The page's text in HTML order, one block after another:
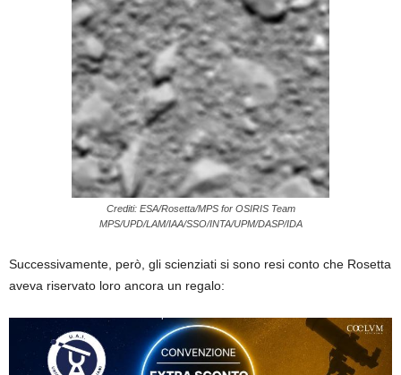
Crediti: ESA/Rosetta/MPS for OSIRIS Team
MPS/UPD/LAM/IAA/SSO/INTA/UPM/DASP/IDA
Successivamente, però, gli scienziati si sono resi conto che Rosetta
aveva riservato loro ancora un regalo: